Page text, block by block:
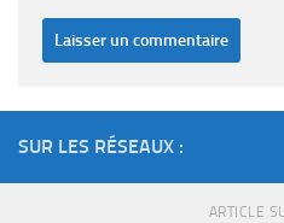
SUR LES RÉSEAUX :
ARTICLE